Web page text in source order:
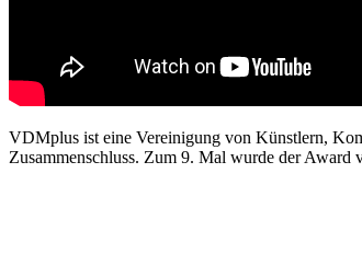
VDMplus ist eine Vereinigung von Künstlern,
Zusammenschluss. Zum 9. Mal wurde der Award